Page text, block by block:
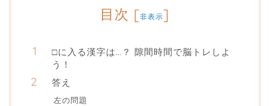
目次 [非表示]
□に入る漢字は…？ 隙間時間で脳トレしよ
う！
答え
左の問題